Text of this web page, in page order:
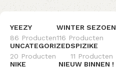
YEEZY
86 Producten
WINTER SEZOEN
116 Producten
UNCATEGORIZED
20 Producten
SPIZIKE
11 Producten
NIKE
NIEUW BINNEN !